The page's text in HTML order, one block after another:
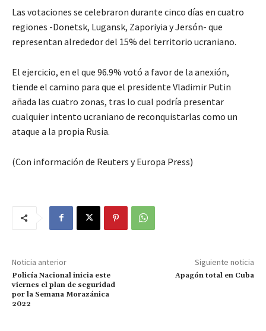
Las votaciones se celebraron durante cinco días en cuatro
regiones -Donetsk, Lugansk, Zaporiyia y Jersón- que
representan alrededor del 15% del territorio ucraniano.
El ejercicio, en el que 96.9% votó a favor de la anexión,
tiende el camino para que el presidente Vladimir Putin
añada las cuatro zonas, tras lo cual podría presentar
cualquier intento ucraniano de reconquistarlas como un
ataque a la propia Rusia.
(Con información de Reuters y Europa Press)
Noticia anterior
Policía Nacional inicia este
viernes el plan de seguridad
por la Semana Morazánica
2022
Siguiente noticia
Apagón total en Cuba